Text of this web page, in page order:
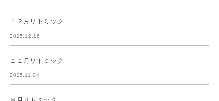
１２月リトミック
2025.12.16
１１月リトミック
2025.11.04